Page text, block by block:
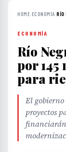
HOME›ECONOMÍA›RÍO
ECONOMÍA
Río
por
para
El gobierno
proyectos